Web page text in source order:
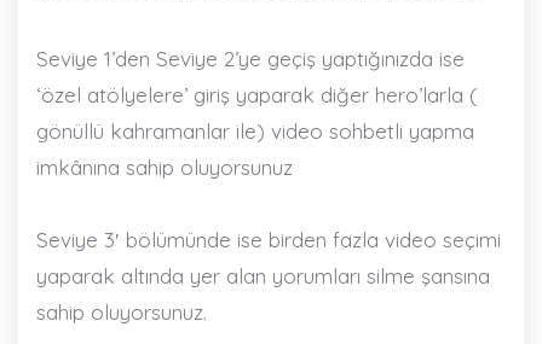
Seviye 1’den Seviye 2’ye geçiş yaptığınızda ise
‘özel atölyelere’ giriş yaparak diğer hero’larla (
gönüllü kahramanlar ile) video sohbetli yapma
imkânına sahip oluyorsunuz
Seviye 3′ bölümünde ise birden fazla video seçimi
yaparak altında yer alan yorumları silme şansına
sahip oluyorsunuz.